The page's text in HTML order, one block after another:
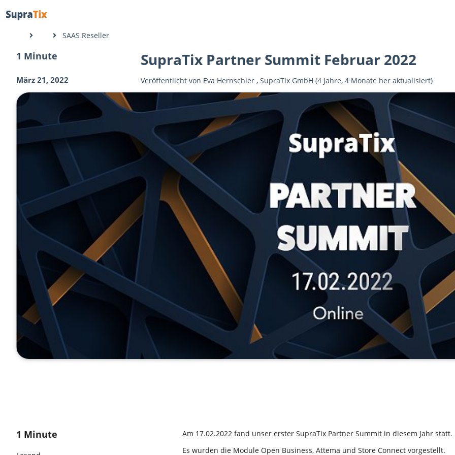
SAAS Reseller
1 Minute
März 21, 2022
SupraTix Partner Summit Februar 2022
Veröffentlicht von Eva Hernschier ,SupraTix GmbH (4 Jahre, 4 Monate her aktualisiert)
1 Minute
Am 17.02.2022 fand unser erster SupraTix Partner Summit in diesem Jahr
Es wurden die Module Open Business, Attema und Store Connect vorgestellt.